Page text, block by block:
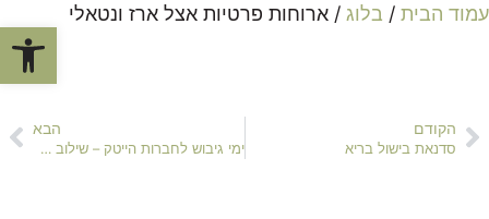
עמוד הבית / בלוג / ארוחות פרטיות אצל ארז ונטאלי
הקודם
סדנאת בישול בריא
הבא
ימי גיבוש לחברות הייטק – שילוב של הנאה וקולינריה
פתח